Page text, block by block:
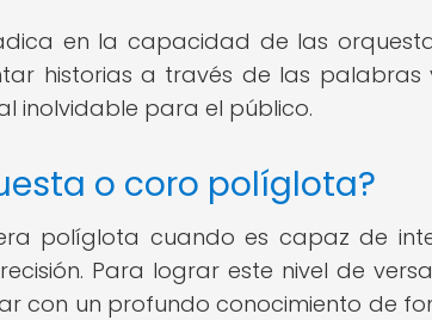
en la capacidad de las
historias a través de las palabras
inolvidable para el público.
o coro políglota?
políglota cuando es capaz de
Para lograr este nivel de
con un profundo conocimiento de